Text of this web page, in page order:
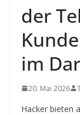
der
im
20. Mai 2026
Hacker bieten